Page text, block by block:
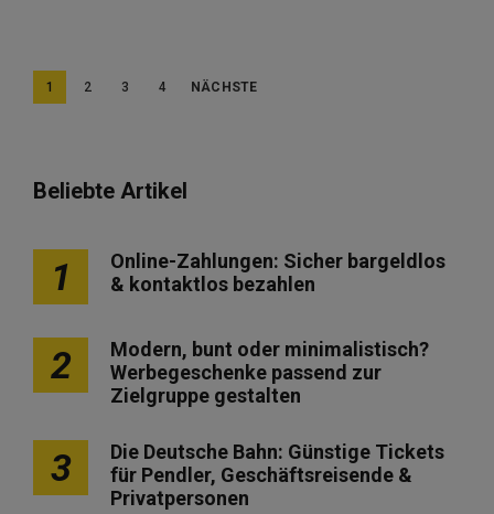
S
t
n
m
m
i
1 2 3 4 NÄCHSTE
Beliebte Artikel
1
Online-Zahlungen: Sicher bargeldlos
& kontaktlos bezahlen
2
Modern, bunt oder minimalistisch?
Werbegeschenke passend zur
Zielgruppe gestalten
3
Die Deutsche Bahn: Günstige Tickets
für Pendler, Geschäftsreisende &
Privatpersonen